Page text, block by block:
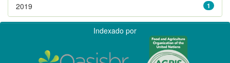
1
2019
Indexado por